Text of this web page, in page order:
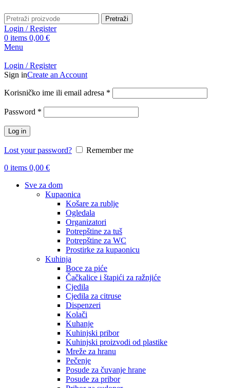
Pretraži
Login / Register
0 items 0,00 €
Menu
Login / Register
Sign inCreate an Account
Korisničko ime ili email adresa *
Password *
Log in
Lost your password?
Remember me
0 items 0,00 €
Sve za dom
Kupaonica
Košare za rublje
Ogledala
Organizatori
Potrepštine za tuš
Potrepštine za WC
Prostirke za kupaonicu
Kuhinja
Boce za piće
Čačkalice i štapići za ražnjiće
Cjedila
Cjedila za citruse
Dispenzeri
Kolači
Kuhanje
Kuhinjski pribor
Kuhinjski proizvodi od plastike
Mreže za hranu
Pečenje
Posude za čuvanje hrane
Posude za pribor